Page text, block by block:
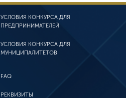
УСЛОВИЯ КОНКУРСАДЛЯ
ПРЕДПРИНИМАТЕЛЕЙ
УСЛОВИЯ КОНКУРСАДЛЯ
МУНИЦИПАЛИТЕТОВ
FAQ
РЕКВИЗИТЫ